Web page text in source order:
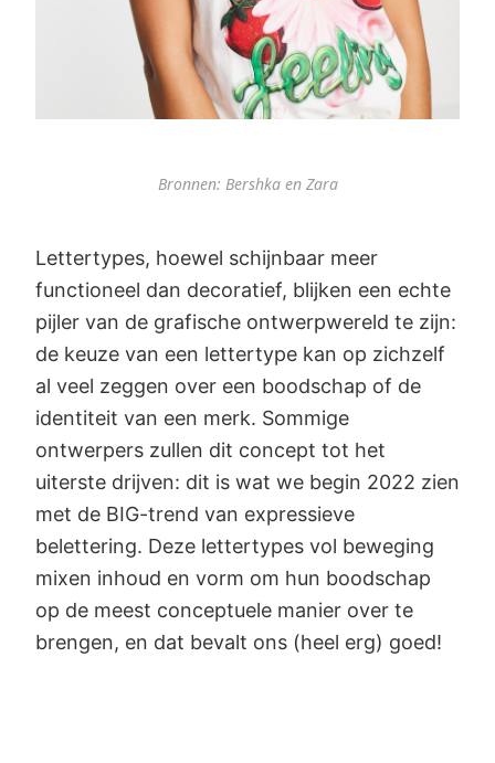
Bronnen: Bershka en Zara
Lettertypes, hoewel schijnbaar meer
functioneel dan decoratief, blijken een echte
pijler van de grafische ontwerpwereld te zijn:
de keuze van een lettertype kan op zichzelf
al veel zeggen over een boodschap of de
identiteit van een merk. Sommige
ontwerpers zullen dit concept tot het
uiterste drijven: dit is wat we begin 2022 zien
met de BIG-trend van expressieve
belettering. Deze lettertypes vol beweging
mixen inhoud en vorm om hun boodschap
op de meest conceptuele manier over te
brengen, en dat bevalt ons (heel erg) goed!